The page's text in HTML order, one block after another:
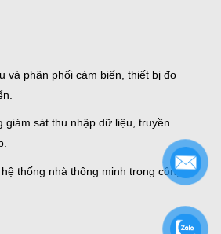
và phân phối cảm biến, thiết bị đo
giám sát thu nhập dữ liệu, truyền
thống nhà thông minh trong công